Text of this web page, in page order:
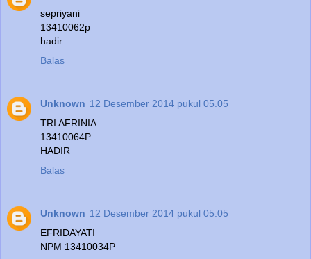
sepriyani
13410062p
hadir
Balas
Unknown 12 Desember 2014 pukul 05.05
TRI AFRINIA
13410064P
HADIR
Balas
Unknown 12 Desember 2014 pukul 05.05
EFRIDAYATI
NPM 13410034P